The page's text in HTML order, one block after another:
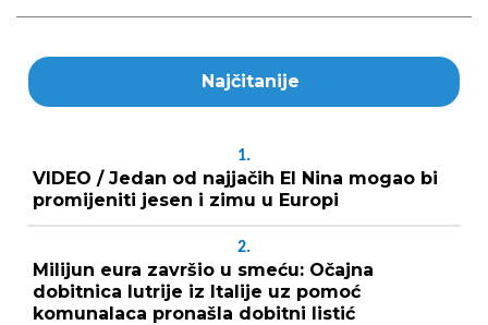
Najčitanije
1.
VIDEO / Jedan od najjačih El Nina mogao bi
promijeniti jesen i zimu u Europi
2.
Milijun eura završio u smeću: Očajna
dobitnica lutrije iz Italije uz pomoć
komunalaca pronašla dobitni listić